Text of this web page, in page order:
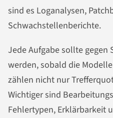
sind es Loganalysen,
Schwachstellenberichte.
Jede Aufgabe sollte gegen
werden, sobald die
zählen nicht nur
Wichtiger sind
Fehlertypen, Erklärbarkeit